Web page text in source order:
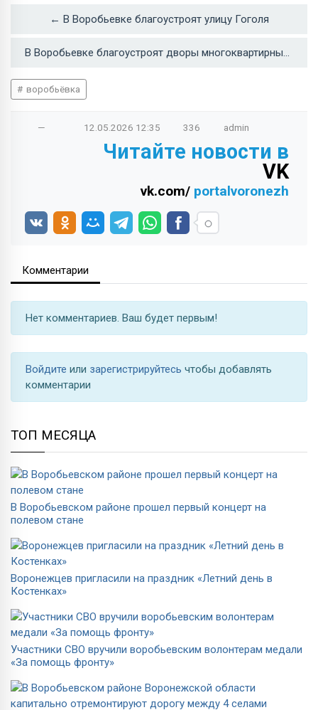
← В Воробьевке благоустроят улицу Гоголя
В Воробьевке благоустроят дворы многоквартирных домов →
воробьёвка
— 12.05.2026 12:35 336 admin
Читайте новости в
VK
vk.com/ portalvoronezh
Комментарии
Нет комментариев. Ваш будет первым!
Войдите или зарегистрируйтесь чтобы добавлять
комментарии
ТОП МЕСЯЦА
В Воробьевском районе прошел первый концерт на
полевом стане
Воронежцев пригласили на праздник «Летний день в
Костенках»
Участники СВО вручили воробьевским волонтерам медали
«За помощь фронту»